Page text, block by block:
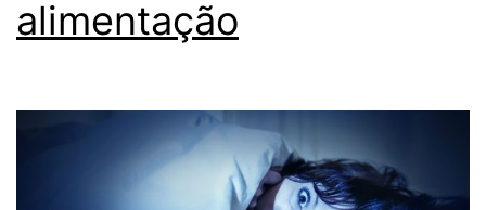
alimentação